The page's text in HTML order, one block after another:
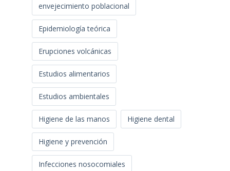
envejecimiento poblacional
Epidemiología teórica
Erupciones volcánicas
Estudios alimentarios
Estudios ambientales
Higiene de las manos Higiene dental
Higiene y prevención
Infecciones nosocomiales